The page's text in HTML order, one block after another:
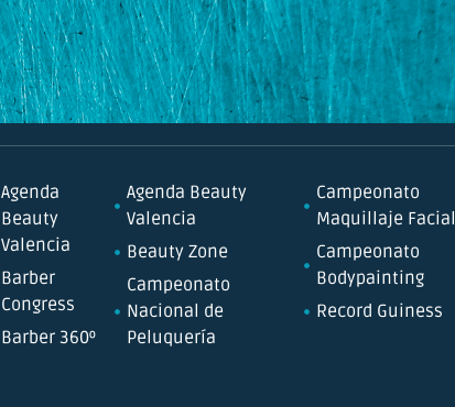
Agenda
Beauty
Valencia
Barber
Congress
Barber 360º
Agenda Beauty
Valencia
Beauty Zone
Campeonato
Nacional de
Peluquería
Campeonato
Maquillaje Facial
Campeonato
Bodypainting
Record Guiness